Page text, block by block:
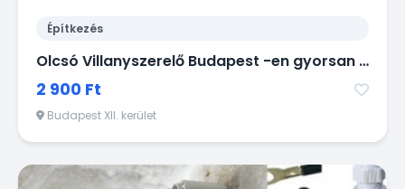
Építkezés
Olcsó Villanyszerelő Budapest -en gyorsan házhoz megy kisebb munkák miatt is!
2 900 Ft
Budapest XII. kerület